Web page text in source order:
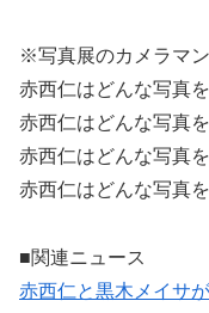
※写真展のカメラマ
赤西仁はどんな写真
赤西仁はどんな写真
赤西仁はどんな写真
赤西仁はどんな写真
■関連ニュース
赤西仁と黒木メイサ